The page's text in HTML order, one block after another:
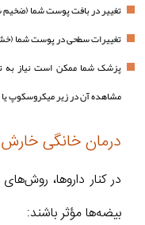
تغییر در بافت پوست شما
تغییرات سطحی در پوست شما
پزشک شما ممکن است نیاز به
مشاهده آن در زیر میکروسکوپ
درمان خانگی
در کنار داروها،
بیضه‌ها مؤثر باشند: